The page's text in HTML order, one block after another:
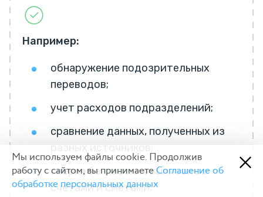
Например:
обнаружение подозрительных
переводов;
учет расходов подразделений;
сравнение данных, полученных из
сверка банковских выписок со
счетами и сметами;
Мы используем файлы cookie. Продолжив
работу с сайтом, вы принимаетеСоглашение об
обработке персональных данных